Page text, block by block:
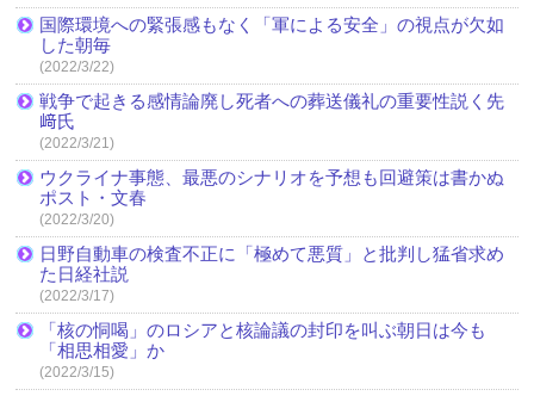
国際環境への緊張感もなく「軍による安全」の視点が欠如
した朝毎
(2022/3/22)
戦争で起きる感情論廃し死者への葬送儀礼の重要性説く先
﨑氏
(2022/3/21)
ウクライナ事態、最悪のシナリオを予想も回避策は書かぬ
ポスト・文春
(2022/3/20)
日野自動車の検査不正に「極めて悪質」と批判し猛省求め
た日経社説
(2022/3/17)
「核の恫喝」のロシアと核論議の封印を叫ぶ朝日は今も
「相思相愛」か
(2022/3/15)